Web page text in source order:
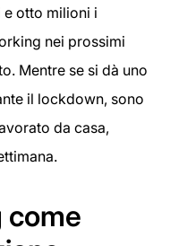
e otto milioni i
nei prossimi
Mentre se si dà uno
il lockdown, sono
da casa,
come